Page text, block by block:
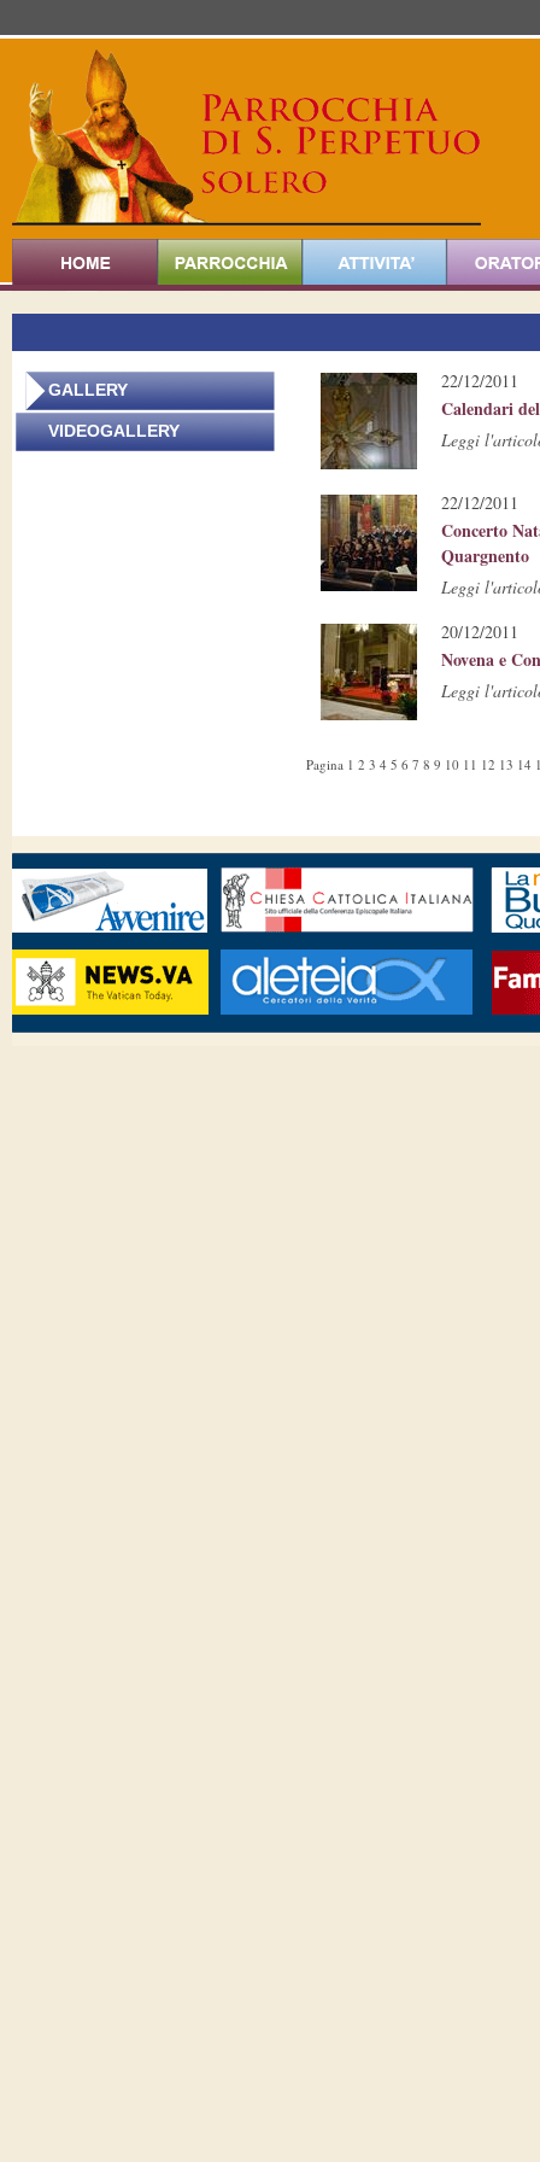
GALLERY
VIDEOGALLERY
22/12/2011
Calendari
Leggi
22/12/2011
Concerto
Quargnento
Leggi
20/12/2011
Novena e
Leggi
Pagina 1 2 3 4 5 6 7 8 9 10 11 12 13 14